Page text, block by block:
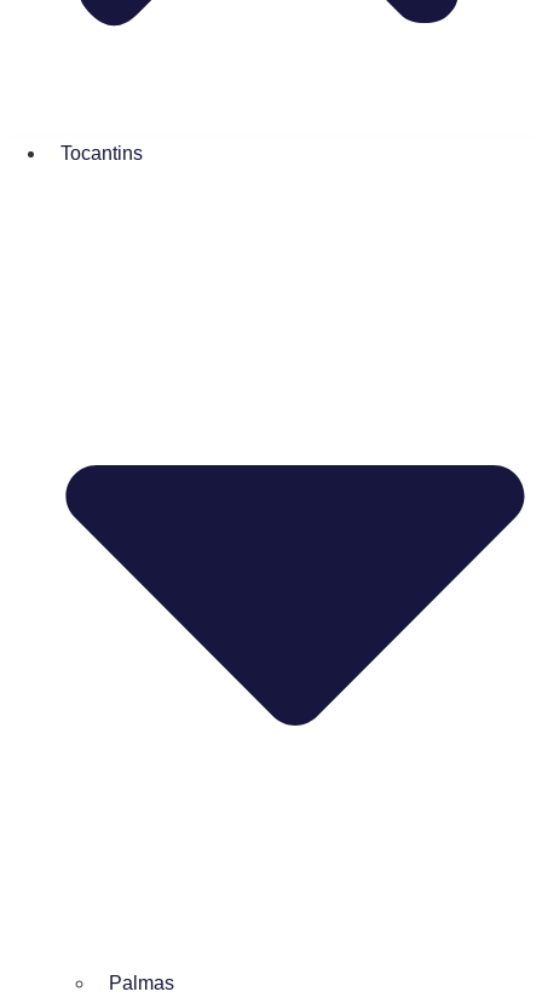
Tocantins
Palmas